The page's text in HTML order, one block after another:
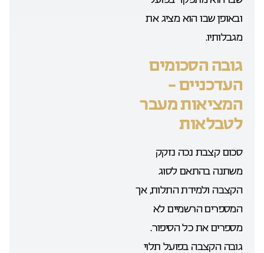
ובאופן שבו הוא מציג את
מגבלותיו.
גובה הסכומים
העדכניים –
המציאות מעבר
לטבלאות
סכום קצבת נכה נזקק
משתנה בהתאם לסוג
הקצבה ולמידת התלות, אך
המספרים הרשמיים לא
מספרים את כל הסיפור.
גובה הקצבה בפועל תלוי